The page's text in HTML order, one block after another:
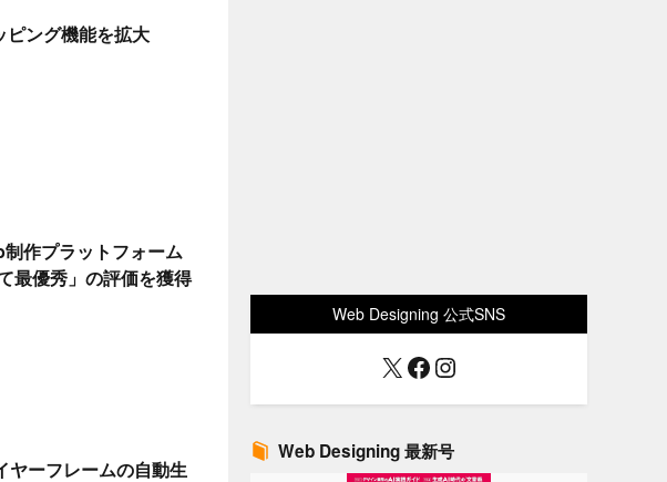
ング機能を拡大
作プラットフォーム
最優秀」の評価を獲得
ーフレームの自動生
Web Designing 公式SNS
X Facebook
Instagram
Web Designing 最新号